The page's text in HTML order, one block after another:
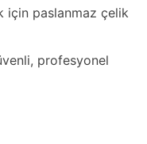
için paslanmaz çelik
profesyonel